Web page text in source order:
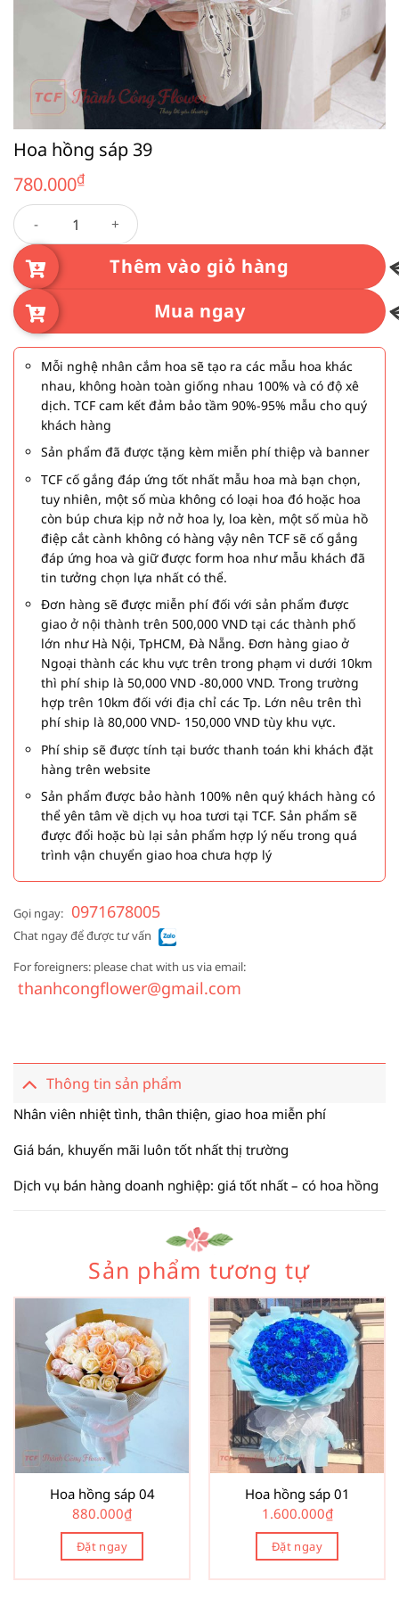
Hoa hồng sáp 39
780.000₫
Hoa hồng sáp 39 số lượng
Thêm vào giỏ hàng
Mua ngay
Mỗi nghệ nhân cắm hoa sẽ tạo ra các mẫu hoa khác
nhau, không hoàn toàn giống nhau 100% và có độ xê
dịch. TCF cam kết đảm bảo tầm 90%-95% mẫu cho quý
khách hàng
Sản phẩm đã được tặng kèm miễn phí thiệp và banner
TCF cố gắng đáp ứng tốt nhất mẫu hoa mà bạn chọn,
tuy nhiên, một số mùa không có loại hoa đó hoặc hoa
còn búp chưa kịp nở nở hoa ly, loa kèn, một số mùa hồ
điệp cắt cành không có hàng vậy nên TCF sẽ cố gắng
đáp ứng hoa và giữ được form hoa như mẫu khách đã
tin tưởng chọn lựa nhất có thể.
Đơn hàng sẽ được miễn phí đối với sản phẩm được
giao ở nội thành trên 500,000 VND tại các thành phố
lớn như Hà Nội, TpHCM, Đà Nẵng. Đơn hàng giao ở
Ngoại thành các khu vực trên trong phạm vi dưới 10km
thì phí ship là 50,000 VND -80,000 VND. Trong trường
hợp trên 10km đối với địa chỉ các Tp. Lớn nêu trên thì
phí ship là 80,000 VND- 150,000 VND tùy khu vực.
Phí ship sẽ được tính tại bước thanh toán khi khách đặt
hàng trên website
Sản phẩm được bảo hành 100% nên quý khách hàng có
thể yên tâm về dịch vụ hoa tươi tại TCF. Sản phẩm sẽ
được đổi hoặc bù lại sản phẩm hợp lý nếu trong quá
trình vận chuyển giao hoa chưa hợp lý
Gọi ngay: 0971678005
Chat ngay để được tư vấn
For foreigners: please chat with us via email:
thanhcongflower@gmail.com
Thông tin sản phẩm
Nhân viên nhiệt tình, thân thiện, giao hoa miễn phí
Giá bán, khuyến mãi luôn tốt nhất thị trường
Dịch vụ bán hàng doanh nghiệp: giá tốt nhất – có hoa hồng
Sản phẩm tương tự
Hoa hồng sáp 04
880.000₫
Đặt ngay
Hoa hồng sáp 01
1.600.000₫
Đặt ngay